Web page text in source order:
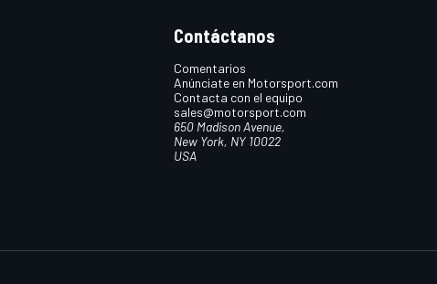
Contáctanos
Comentarios
Anúnciate en Motorsport.com
Contacta con el equipo
sales@motorsport.com
650 Madison Avenue,
New York, NY 10022
USA